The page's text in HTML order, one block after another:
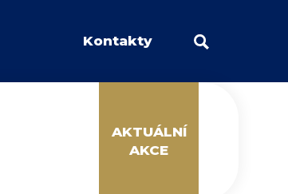
Kontakty
AKTUÁLNÍ
AKCE